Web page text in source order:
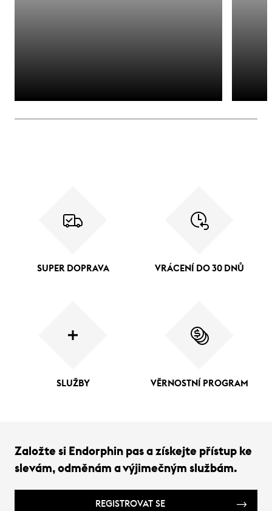
SUPER DOPRAVA VRÁCENÍ DO 30 DNŮ
SLUŽBY VĚRNOSTNÍ PROGRAM
Založte si Endorphin pas a získejte přístup ke
slevám, odměnám a výjimečným službám.
REGISTROVAT SE